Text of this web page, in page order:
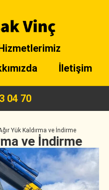
İletişim
04 70
Yük Kaldırma ve İndirme
ve İndirme